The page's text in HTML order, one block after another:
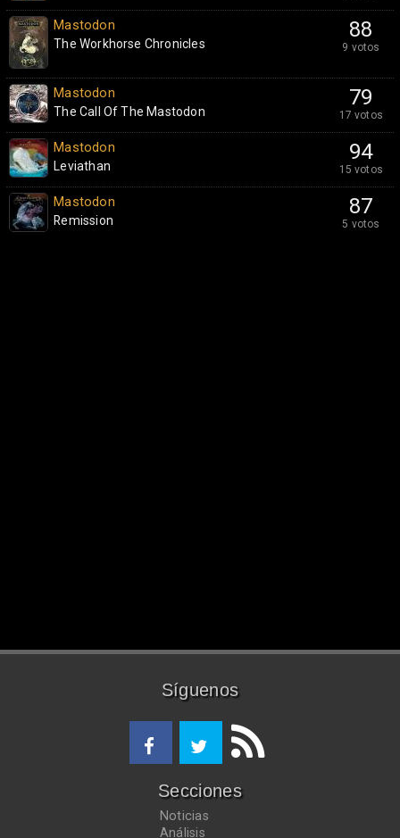
88
9 votos
Mastodon
The Workhorse Chronicles
79
17 votos
Mastodon
The Call Of The Mastodon
94
15 votos
Mastodon
Leviathan
87
5 votos
Mastodon
Remission
Síguenos
Secciones
Noticias
Análisis